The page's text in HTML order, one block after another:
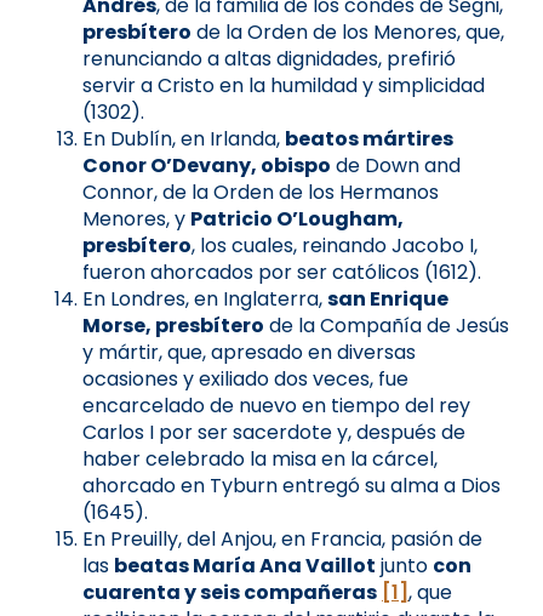
presbítero de la Orden de los Menores, que,
renunciando a altas dignidades, prefirió
servir a Cristo en la humildad y simplicidad
(1302).
En Dublín, en Irlanda, beatos mártires
Conor O’Devany, obispo de Down and
Connor, de la Orden de los Hermanos
Menores, y Patricio O’Lougham,
presbítero, los cuales, reinando Jacobo I,
fueron ahorcados por ser católicos (1612).
En Londres, en Inglaterra,san Enrique
Morse, presbítero de la Compañía de Jesús
y mártir, que, apresado en diversas
ocasiones y exiliado dos veces, fue
encarcelado de nuevo en tiempo del rey
Carlos I por ser sacerdote y, después de
haber celebrado la misa en la cárcel,
ahorcado en Tyburn entregó su alma a Dios
(1645).
En Preuilly, del Anjou, en Francia, pasión de
las beatas María Ana Vaillot junto con
cuarenta y seis compañeras [1], que